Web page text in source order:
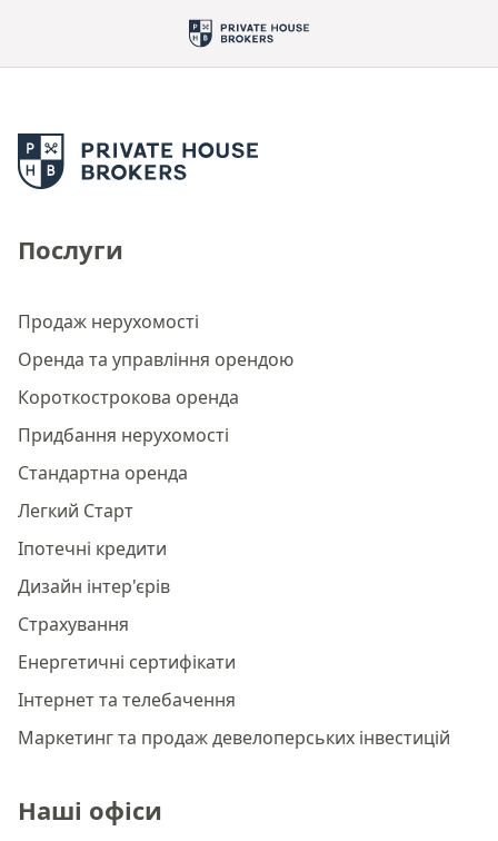
Послуги
Продаж нерухомості
Оренда та управління орендою
Короткострокова оренда
Придбання нерухомості
Стандартна оренда
Легкий Старт
Іпотечні кредити
Дизайн інтер'єрів
Страхування
Енергетичні сертифікати
Інтернет та телебачення
Маркетинг та продаж девелоперських інвестицій
Наші офіси